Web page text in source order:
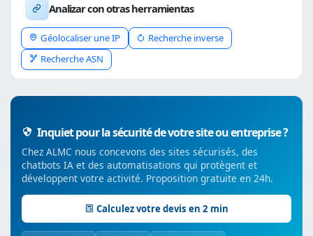
Analizar con otras herramientas
Géolocaliser une IP
Recherche inverse
Recherche ASN
Inquiet pour la sécurité de votre site ou entreprise ?
Chez ALMC nous concevons des sites sécurisés, des
chatbots IA et des automatisations qui protègent et
développent votre activité. Proposition gratuite en 24h.
Calculez votre devis en 2 min